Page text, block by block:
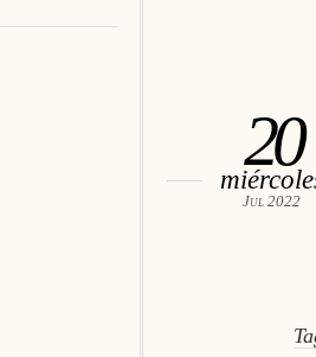
20
Jul 2022